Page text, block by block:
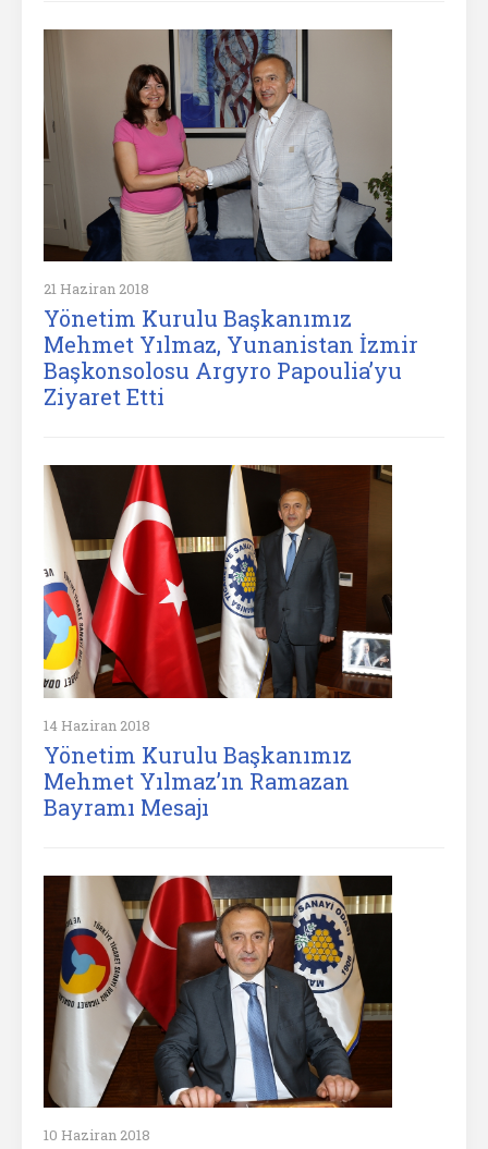
21 Haziran 2018
Yönetim Kurulu Başkanımız
Mehmet Yılmaz, Yunanistan İzmir
Başkonsolosu Argyro Papoulia’yu
Ziyaret Etti
14 Haziran 2018
Yönetim Kurulu Başkanımız
Mehmet Yılmaz’ın Ramazan
Bayramı Mesajı
10 Haziran 2018